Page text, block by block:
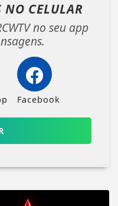
NO CELULAR
no seu app
Facebook